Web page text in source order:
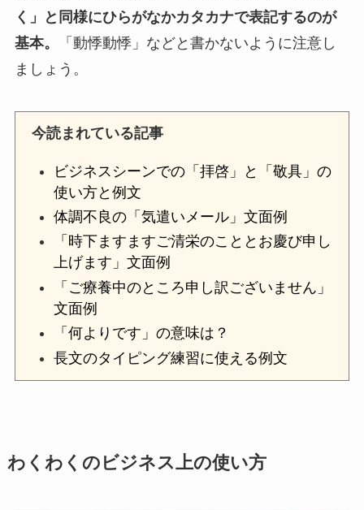
く」と同様にひらがなかカタカナで表記するのが
基本。
「動悸動悸」などと書かないように注意し
ましょう。
今読まれている記事
ビジネスシーンでの「拝啓」と「敬具」の
使い方と例文
体調不良の「気遣いメール」文面例
「時下ますますご清栄のこととお慶び申し
上げます」文面例
「ご療養中のところ申し訳ございません」
文面例
「何よりです」の意味は？
長文のタイピング練習に使える例文
わくわくのビジネス上の使い方